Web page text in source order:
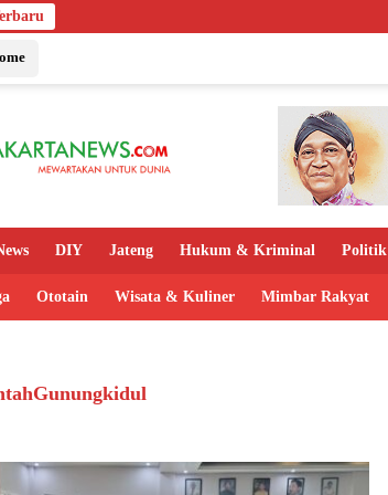
DIY Jateng Hukum & Kriminal Politik
Ototain Wisata & Kuliner Mimbar Rakyat